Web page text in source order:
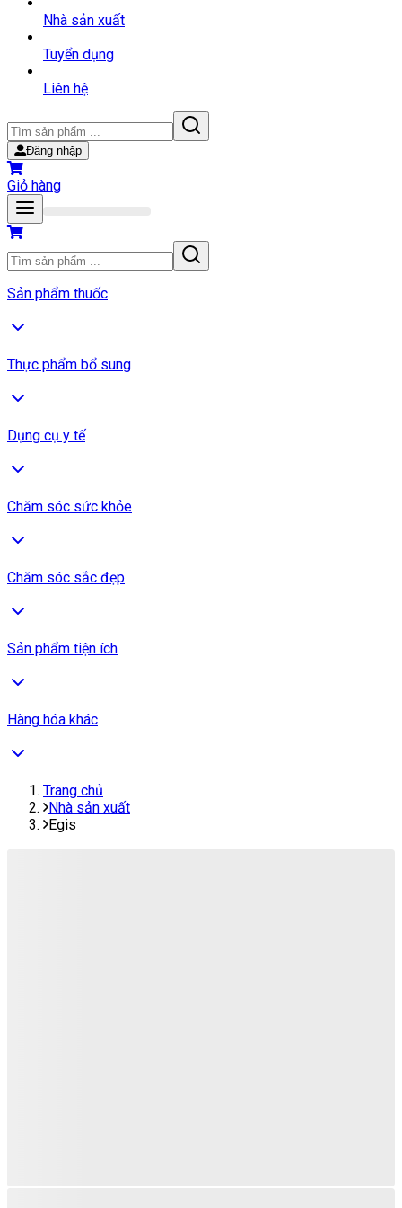
Nhà sản xuất
Tuyển dụng
Liên hệ
Đăng nhập
Giỏ hàng
Sản phẩm thuốc
Thực phẩm bổ sung
Dụng cụ y tế
Chăm sóc sức khỏe
Chăm sóc sắc đẹp
Sản phẩm tiện ích
Hàng hóa khác
Trang chủ
Nhà sản xuất
Egis